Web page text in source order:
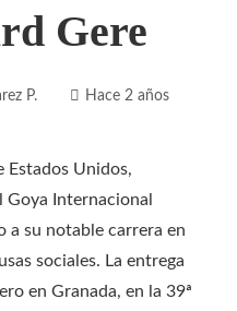
Gere
P. Hace 2 años
Estados Unidos,
Goya Internacional
a su notable carrera en
sociales. La entrega
en Granada, en la 39ª